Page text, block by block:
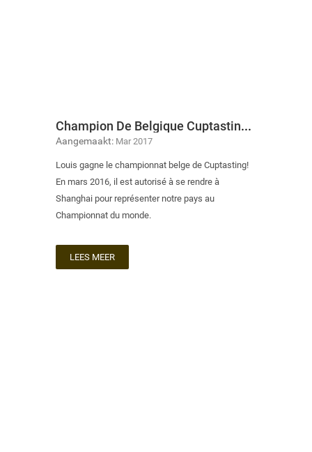
Champion De Belgique Cuptasting 2015-2016
Aangemaakt: Mar 2017
Louis gagne le championnat belge de Cuptasting!
En mars 2016, il est autorisé à se rendre à
Shanghai pour représenter notre pays au
Championnat du monde.
LEES MEER